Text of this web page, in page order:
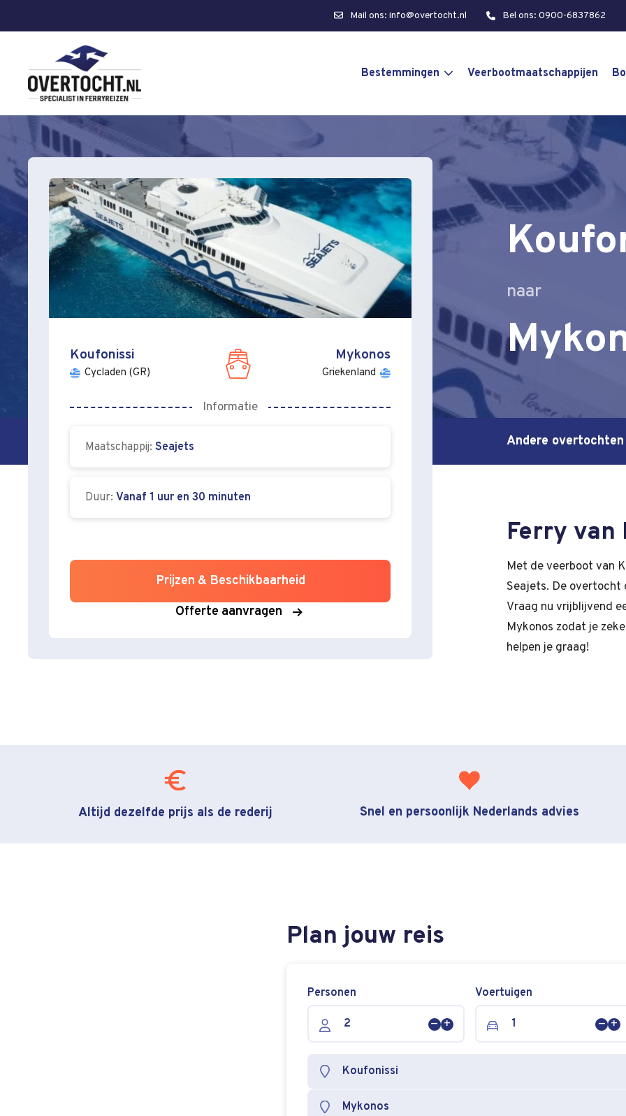
Mail ons: info@overtocht.nl Bel ons: 0900-6837862
Bestemmingen Veerbootmaatschappijen
Andere overtochten
Koufonissi
Cycladen (GR)
Mykonos
Griekenland
Informatie
Maatschappij: Seajets
Duur: Vanaf 1 uur en 30 minuten
Prijzen & Beschikbaarheid
Offerte aanvragen
Ferry van
Met de veerboot van
Seajets. De overtocht
Vraag nu vrijblijvend
Mykonos zodat je
helpen je graag!
Altijd dezelfde prijs als de rederij Snel en persoonlijk Nederlands advies
Plan jouw reis
Personen Voertuigen